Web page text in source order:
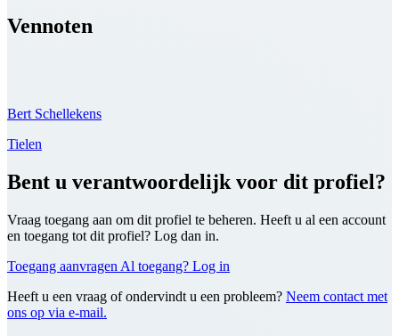
Vennoten
Bert Schellekens
Tielen
Bent u verantwoordelijk voor dit profiel?
Vraag toegang aan om dit profiel te beheren. Heeft u al een account
en toegang tot dit profiel? Log dan in.
Toegang aanvragen Al toegang? Log in
Heeft u een vraag of ondervindt u een probleem? Neem contact met
ons op via e-mail.